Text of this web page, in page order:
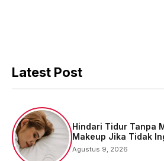
Latest Post
Hindari Tidur Tanpa
Makeup Jika Tidak
Buruknya
Agustus 9, 2026